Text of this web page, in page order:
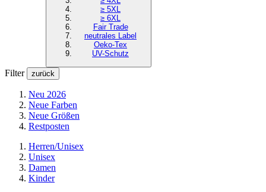
≥ 5XL
≥ 6XL
Fair Trade
neutrales Label
Oeko-Tex
UV-Schutz
Filter zurück
Neu 2026
Neue Farben
Neue Größen
Restposten
Herren/Unisex
Unisex
Damen
Kinder